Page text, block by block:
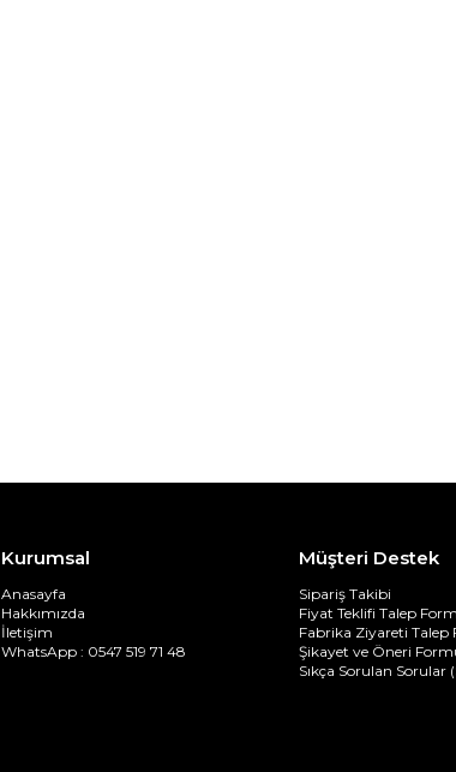
Kurumsal
Anasayfa
Hakkımızda
İletişim
WhatsApp : 0547 519 71 48
Müşteri Destek
Sipariş Takibi
Fiyat Teklifi Talep
Fabrika Ziyareti Talep
Şikayet ve Öneri
Sıkça Sorulan Sorular